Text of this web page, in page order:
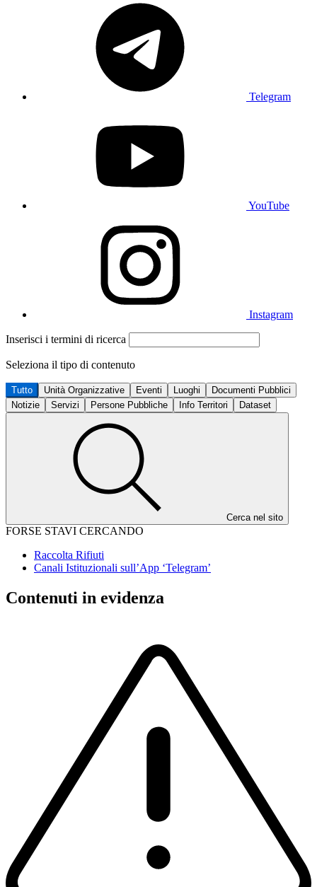
Telegram
YouTube
Instagram
Inserisci i termini di ricerca
Seleziona il tipo di contenuto
Tutto Unità Organizzative Eventi Luoghi
Documenti Pubblici
Notizie
Servizi Persone Pubbliche Info Territori Dataset
Cerca nel sito
FORSE STAVI CERCANDO
Raccolta Rifiuti
Canali Istituzionali sull’App ‘Telegram’
Contenuti in evidenza